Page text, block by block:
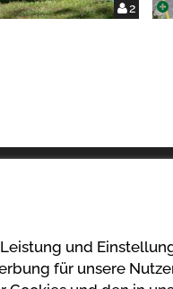
2
https://
und
für unsere